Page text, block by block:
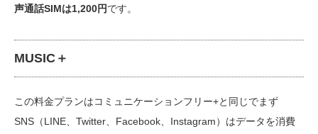
声通話SIMは1,200円です。
MUSIC＋
この料金プランはコミュニケーションフリー+と同じでまず
SNS（LINE、Twitter、Facebook、Instagram）はデータを消費